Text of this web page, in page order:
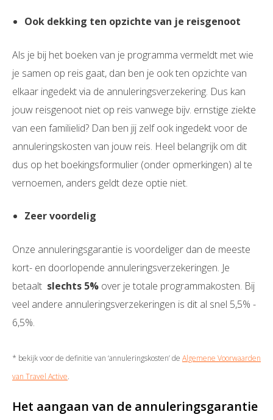
Ook dekking ten opzichte van je reisgenoot
Als je bij het boeken van je programma vermeldt met wie
je samen op reis gaat, dan ben je ook ten opzichte van
elkaar ingedekt via de annuleringsverzekering. Dus kan
jouw reisgenoot niet op reis vanwege bijv. ernstige ziekte
van een familielid? Dan ben jij zelf ook ingedekt voor de
annuleringskosten van jouw reis. Heel belangrijk om dit
dus op het boekingsformulier (onder opmerkingen) al te
vernoemen, anders geldt deze optie niet.
Zeer voordelig
Onze annuleringsgarantie is voordeliger dan de meeste
kort- en doorlopende annuleringsverzekeringen. Je
betaalt slechts 5% over je totale programmakosten. Bij
veel andere annuleringsverzekeringen is dit al snel 5,5% -
6,5%.
* bekijk voor de definitie van ‘annuleringskosten’ de Algemene Voorwaarden
van Travel Active.
Het aangaan van de annuleringsgarantie